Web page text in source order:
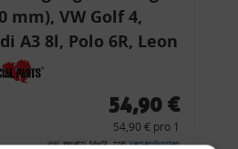
mm), VW Golf 4,
A3 8l, Polo 6R, Leon
54,90 €
54,90 € pro 1
inkl. gesetzl. MwSt., zzgl.Versandkosten